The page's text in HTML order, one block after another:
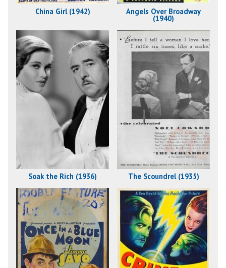
China Girl (1942) Angels Over Broadway
(1940)
Soak the Rich (1936) The Scoundrel (1935)